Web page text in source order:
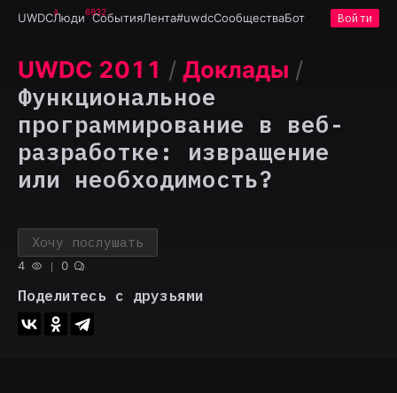
UWDCЛюди6932
СобытияЛента#uwdcСообществаБот Войти
UWDC 2011 / Доклады /
Функциональное
программирование в веб-
разработке: извращение
или необходимость?
Хочу послушать
4 0
Поделитесь с друзьями